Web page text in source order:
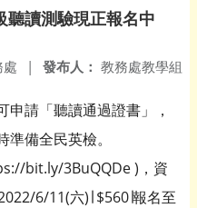
聽讀測驗現正報名中
發布人： 教務處教學組
|
請「聽讀通過證書」，
備全民英檢。
bit.ly/3BuQQDe )，資
6/11(六)∣ $560∣報名至